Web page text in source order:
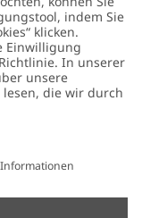
Standort ändern